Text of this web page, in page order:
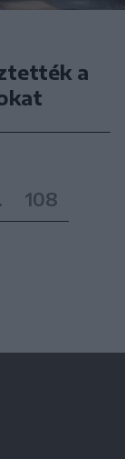
a
108